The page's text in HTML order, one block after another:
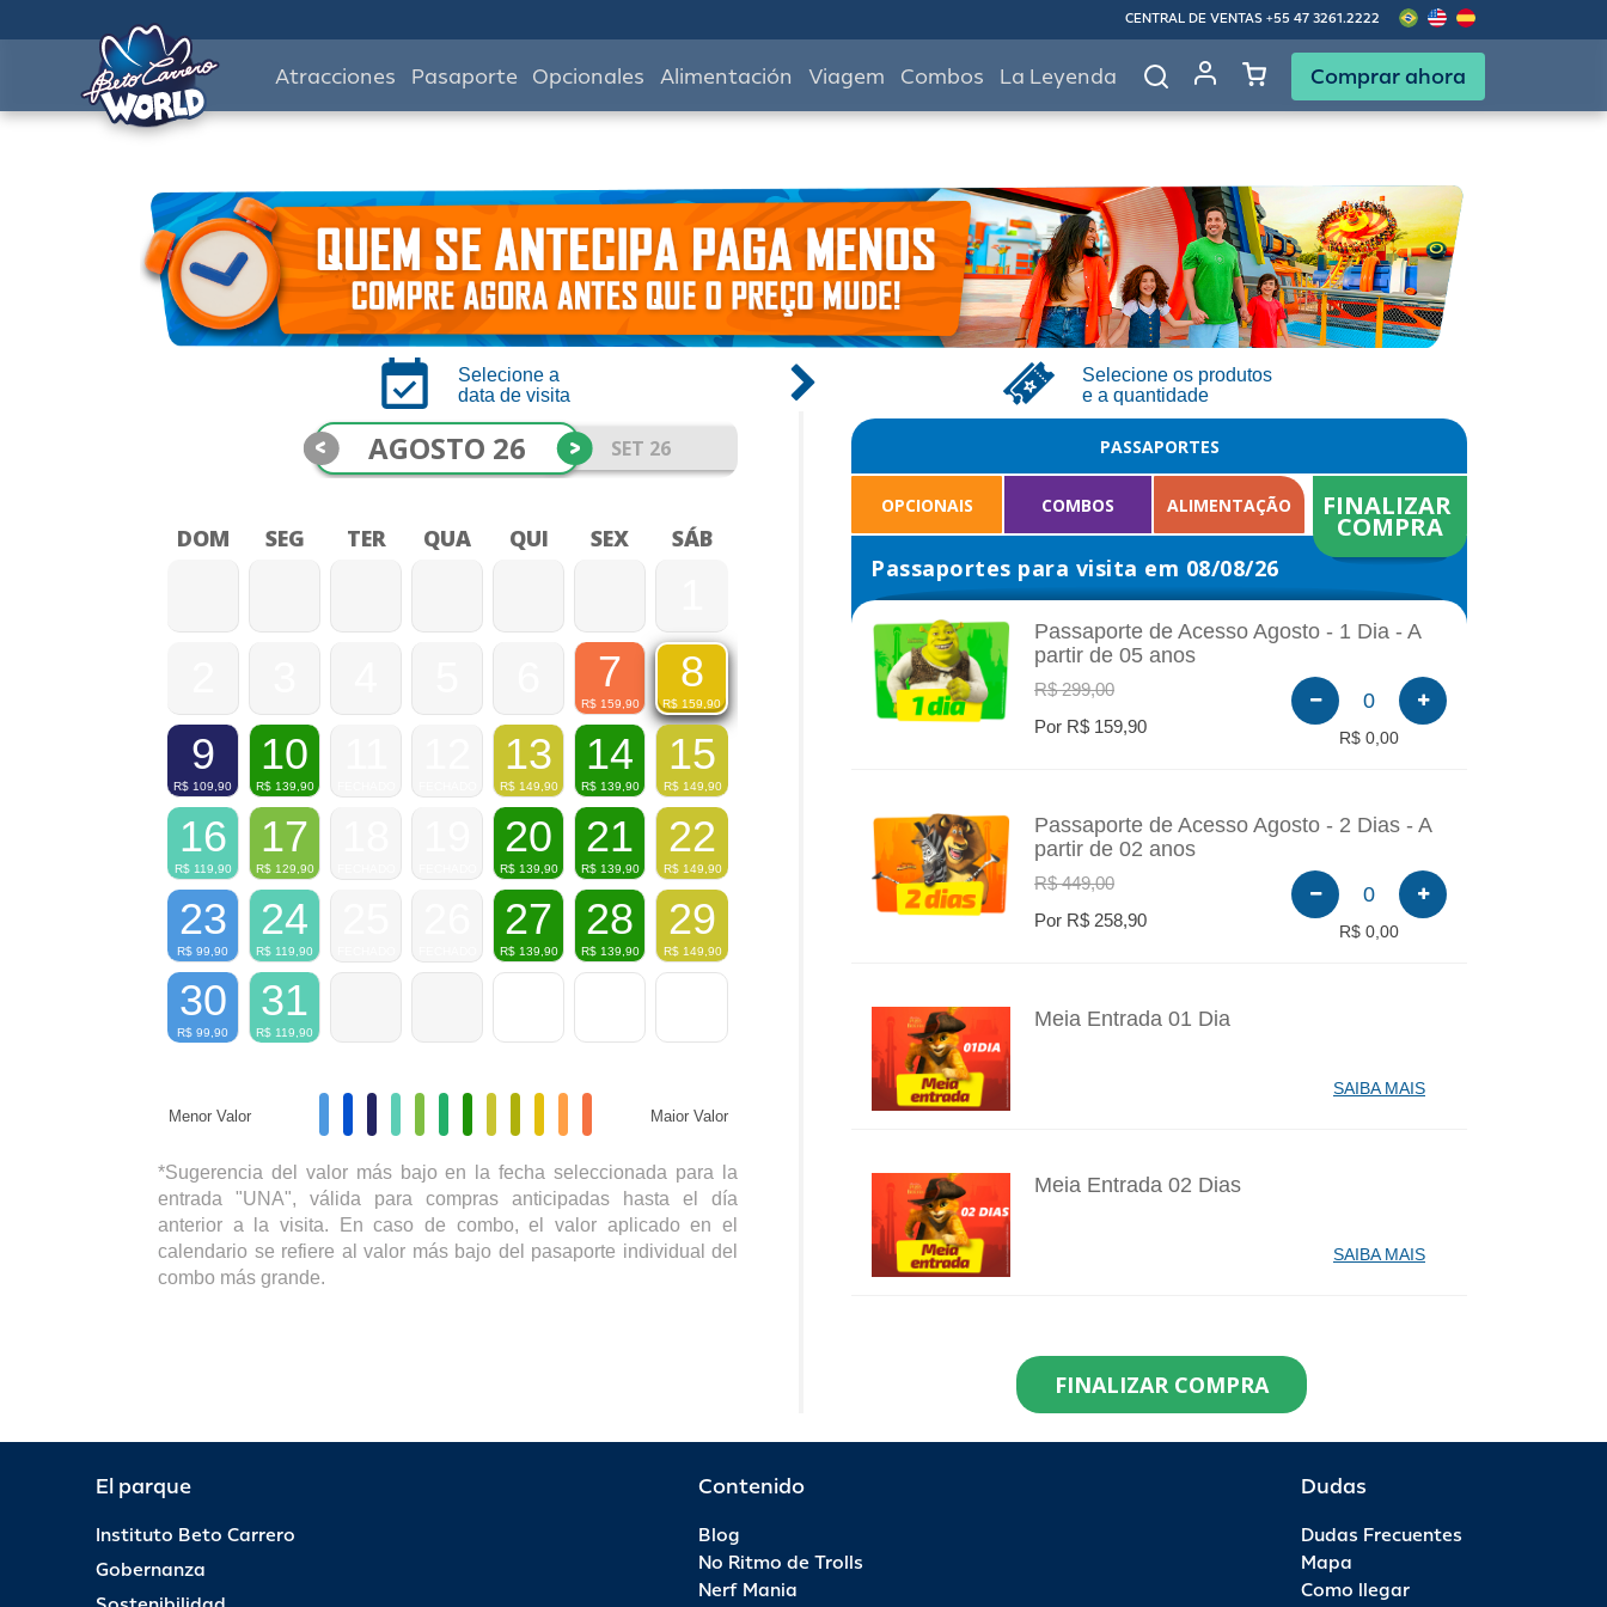
CENTRAL DE VENTAS +55 47 3261.2222
Atracciones Pasaporte Opcionales Alimentación Viagem Combos La Leyenda Comprar ahora
Selecione a
data de visita
Selecione os produtos
e a quantidade
AGOSTO 26 SET 26
< >
DOM SEG TER QUA QUI SEX SÁB
7
R$ 159,90
8
R$ 159,90
9
R$ 109,90
10
R$ 139,90
13
R$ 149,90
14
R$ 139,90
15
R$ 149,90
16
R$ 119,90
17
R$ 129,90
20
R$ 139,90
21
R$ 139,90
22
R$ 149,90
23
R$ 99,90
24
R$ 119,90
27
R$ 139,90
28
R$ 139,90
29
R$ 149,90
30
R$ 99,90
31
R$ 119,90
Menor Valor Maior Valor
*Sugerencia del valor más bajo en la fecha seleccionada para la
entrada "UNA", válida para compras anticipadas hasta el día
anterior a la visita. En caso de combo, el valor aplicado en el
calendario se refiere al valor más bajo del pasaporte individual del
combo más grande.
PASSAPORTES
OPCIONAIS COMBOS ALIMENTAÇÃO FINALIZAR
COMPRA
Passaportes para visita em 08/08/26
INFO
Passaporte de Acesso Agosto - 1 Dia - A
partir de 05 anos
R$ 299,00
Por R$ 159,90
0
R$ 0,00
INFO
Passaporte de Acesso Agosto - 2 Dias - A
partir de 02 anos
R$ 449,00
Por R$ 258,90
0
R$ 0,00
INFO
Meia Entrada 01 Dia
SAIBA MAIS
INFO
Meia Entrada 02 Dias
SAIBA MAIS
Residentes de Santa Catarina Agosto - 1
Dia
R$ 299,90
Por R$ 119,90
Passaporte Anual - 1 Ano - Anual Ouro
FINALIZAR COMPRA
El parque
Instituto Beto Carrero
Gobernanza
Contenido
Blog
No Ritmo de Trolls
Nerf Mania
Dudas
Dudas Frecuentes
Mapa
Como llegar